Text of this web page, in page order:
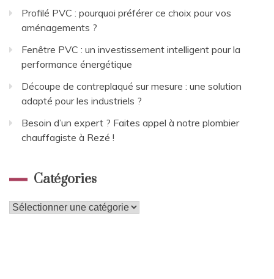
Profilé PVC : pourquoi préférer ce choix pour vos
aménagements ?
Fenêtre PVC : un investissement intelligent pour la
performance énergétique
Découpe de contreplaqué sur mesure : une solution
adapté pour les industriels ?
Besoin d’un expert ? Faites appel à notre plombier
chauffagiste à Rezé !
Catégories
Catégories